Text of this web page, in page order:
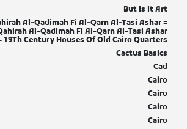
But Is It Art
Al-Qadimah Fi Al-Qarn Al-Tasi Ashar =
Al-Qadimah Fi Al-Qarn Al-Tasi Ashar
19Th Century Houses Of Old Cairo Quarters
Cactus Basics
Cad
Cairo
Cairo
Cairo
Cairo